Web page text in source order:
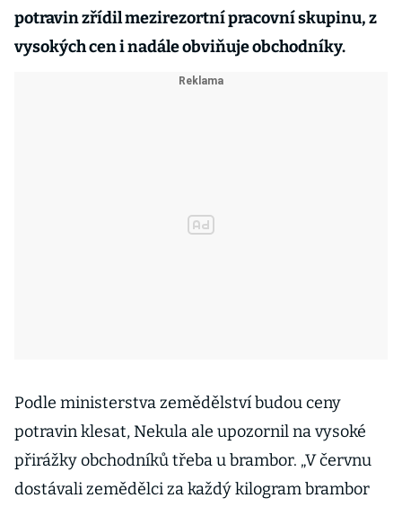
potravin zřídil mezirezortní pracovní skupinu, z
vysokých cen i nadále obviňuje obchodníky.
Podle ministerstva zemědělství budou ceny
potravin klesat, Nekula ale upozornil na vysoké
přirážky obchodníků třeba u brambor. „V červnu
dostávali zemědělci za každý kilogram brambor